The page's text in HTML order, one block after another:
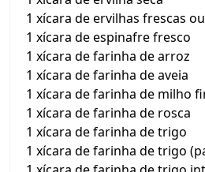
1 xícara de ervilhas frescas
1 xícara de espinafre fresco
1 xícara de farinha de arroz
1 xícara de farinha de aveia
1 xícara de farinha de milho
1 xícara de farinha de rosca
1 xícara de farinha de trigo
1 xícara de farinha de trigo